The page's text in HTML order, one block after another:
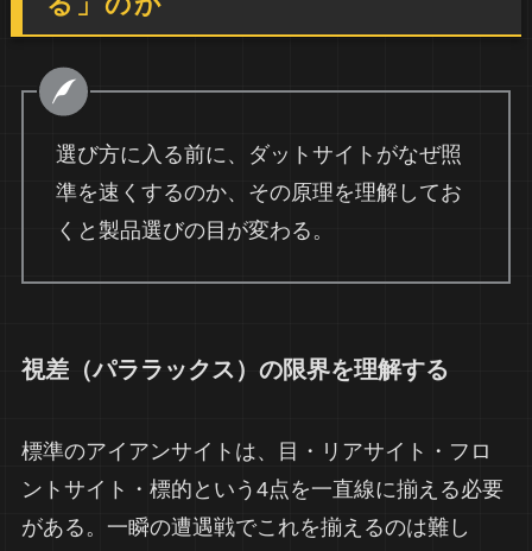
選び方に入る前に、ダットサイトがなぜ照
準を速くするのか、その原理を理解してお
くと製品選びの目が変わる。
視差（パララックス）の限界を理解する
標準のアイアンサイトは、目・リアサイト・フロ
ントサイト・標的という4点を一直線に揃える必要
がある。一瞬の遭遇戦でこれを揃えるのは難し